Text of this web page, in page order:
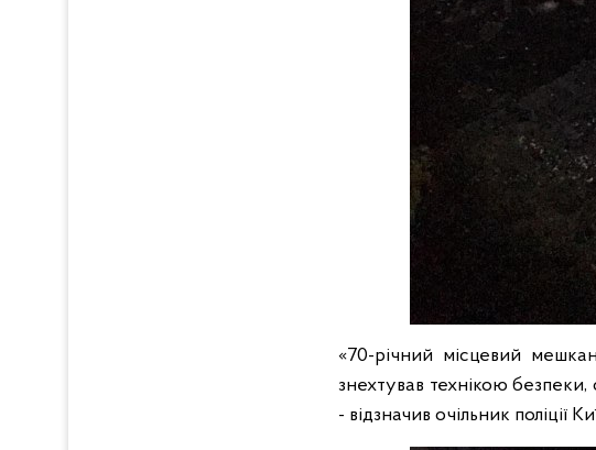
«70-річний місцевий
знехтував технікою безпеки,
- відзначив очільник поліції